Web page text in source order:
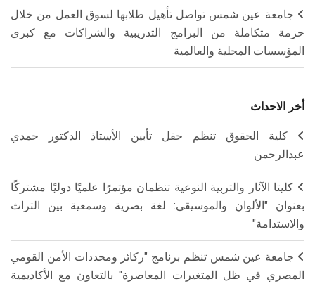
جامعة عين شمس تواصل تأهيل طلابها لسوق العمل من خلال
حزمة متكاملة من البرامج التدريبية والشراكات مع كبرى
المؤسسات المحلية والعالمية
أخر الاحداث
كلية الحقوق تنظم حفل تأبين الأستاذ الدكتور حمدي
عبدالرحمن
كليتا الآثار والتربية النوعية تنظمان مؤتمرًا علميًا دوليًا مشتركًا
بعنوان "الألوان والموسيقى: لغة بصرية وسمعية بين التراث
والاستدامة"
جامعة عين شمس تنظم برنامج "ركائز ومحددات الأمن القومي
المصري في ظل المتغيرات المعاصرة" بالتعاون مع الأكاديمية